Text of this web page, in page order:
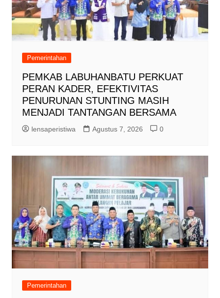
Pemerintahan
PEMKAB LABUHANBATU PERKUAT
PERAN KADER, EFEKTIVITAS
PENURUNAN STUNTING MASIH
MENJADI TANTANGAN BERSAMA
lensaperistiwa Agustus 7, 2026 0
Pemerintahan